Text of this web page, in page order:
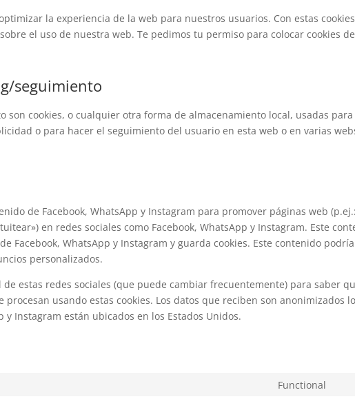
la experiencia de la web para nuestros usuarios. Con estas cookies
el uso de nuestra web. Te pedimos tu permiso para colocar cookies de
seguimiento
son cookies, o cualquier otra forma de almacenamiento local, usadas
o para hacer el seguimiento del usuario en esta web o en varias
de Facebook, WhatsApp y Instagram para promover páginas web
en redes sociales como Facebook, WhatsApp y Instagram. Este
Facebook, WhatsApp y Instagram y guarda cookies. Este contenido podría
personalizados.
estas redes sociales (que puede cambiar frecuentemente) para saber
procesan usando estas cookies. Los datos que reciben son anonimizados lo
y Instagram están ubicados en los Estados Unidos.
Functional